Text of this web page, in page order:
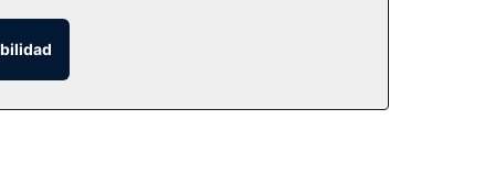
uno de sus 2 restaurantes. Disfruta de un
tomas un bocado. Disfruta de tu bebida
con un coste adicional.